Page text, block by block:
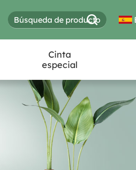
Cinta
especial